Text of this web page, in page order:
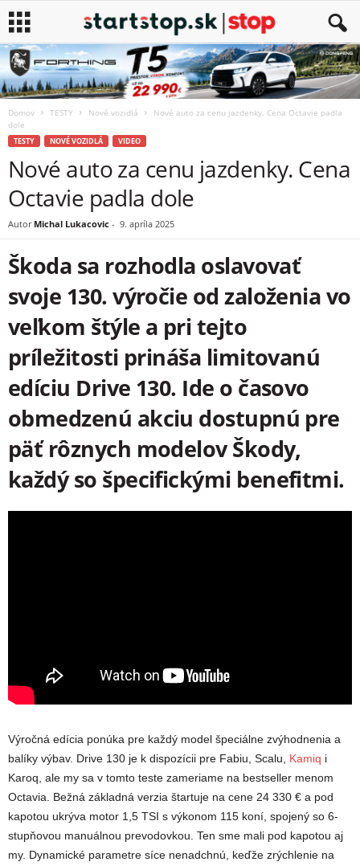
Domov TESTY Nové vozidlá
Nové auto za cenu jazdenky. Cena Octavie padla
dole
TESTY NOVÉ VOZIDLÁ VIDEO
Nové auto za cenu jazdenky. Cena
Octavie padla dole
Autor Michal Lukacovic - 9. apríla 2025
Škoda sa rozhodla oslavovať
svoje 130. výročie od založenia vo
veľkom štýle a pri tejto
príležitosti prináša limitovanú
edíciu Drive 130. Ide o časovo
obmedzenú akciu dostupnú pre
päť rôznych modelov Škody,
každý so špecifickými benefitmi.
Výročná edícia ponúka pre každý model špeciálne zvýhodnenia a
balíky výbav. Drive 130 je k dispozícii pre Fabiu, Scalu, Kamiq i
Karoq, ale my sa v tomto teste zameriame na bestseller menom
Octavia. Bežná základná verzia štartuje na cene 24 330 € a pod
kapotou ukrýva motor 1,5 TSI s výkonom 115 koní, spojený so 6-
stupňovou manuálnou prevodovkou. Ten sme mali pod kapotou aj
my. Dynamické parametre síce nenadchnú, keďže zrýchlenie na